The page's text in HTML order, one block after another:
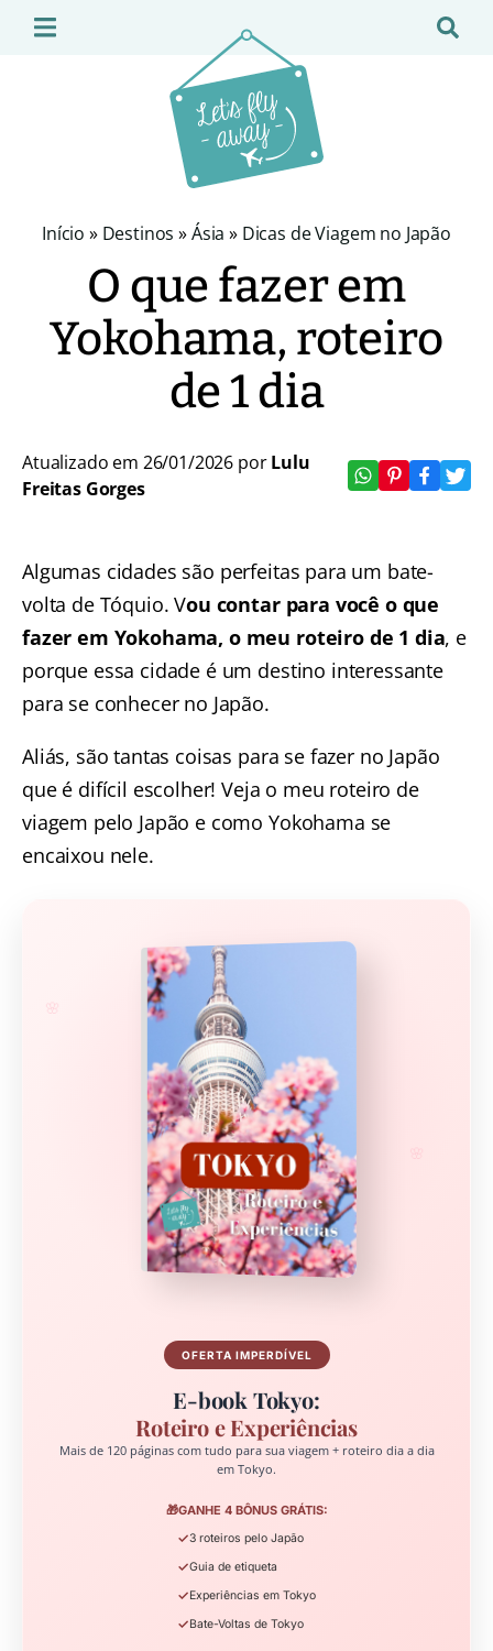
Início » Destinos »Ásia » Dicas de Viagem no Japão
O que fazer em
Yokohama, roteiro
de 1 dia
Atualizado em 26/01/2026 porLulu
Freitas Gorges
Algumas cidades são perfeitas para um bate-
volta de Tóquio. Vou contar para você o que
fazer em Yokohama, o meu roteiro de 1 dia, e
porque essa cidade é um destino interessante
para se conhecer no Japão.
Aliás, são tantas coisas para se fazer no Japão
que é difícil escolher! Veja o meu roteiro de
viagem pelo Japão e como Yokohama se
encaixou nele.
🌸
OFERTA IMPERDÍVEL
E-book Tokyo:
Roteiro e Experiências
Mais de 120 páginas com tudo para sua viagem + roteiro dia a dia
em Tokyo.
🎁GANHE 4 BÔNUS GRÁTIS:
✓3 roteiros pelo Japão
✓Guia de etiqueta
✓Experiências em Tokyo
✓Bate-Voltas de Tokyo